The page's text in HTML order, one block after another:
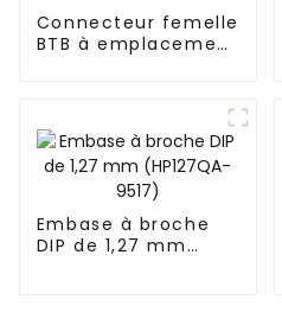
Connecteur femelle
BTB à emplacement
Embase à broche
DIP de 1,27 mm